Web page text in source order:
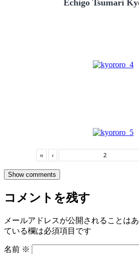
Echigo Tsumari
« ‹
Show comments
コメントを残す
メールアドレスが公開されることはあ
ている欄は必須項目です
名前 ※